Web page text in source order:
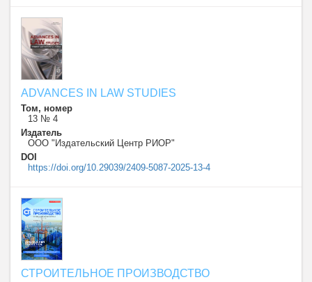
ADVANCES IN LAW STUDIES
Том, номер
13 № 4
Издатель
ООО "Издательский Центр РИОР"
DOI
https://doi.org/10.29039/2409-5087-2025-13-4
СТРОИТЕЛЬНОЕ ПРОИЗВОДСТВО